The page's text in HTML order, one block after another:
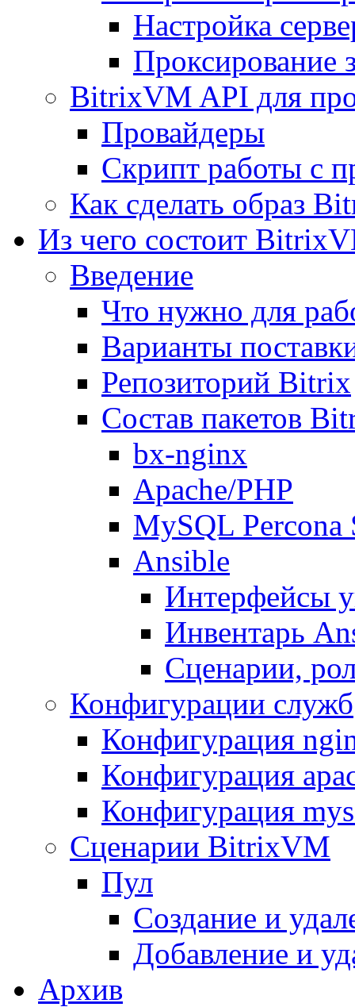
Настройка
Проксирование
BitrixVM API для
Провайдеры
Скрипт работы с
Как сделать образ
Из чего состоит
Введение
Что нужно для
Варианты
Репозиторий Bitrix
Состав пакетов
bx-nginx
Apache/PHP
MySQL Percona
Ansible
Интерфейсы
Инвентарь
Сценарии,
Конфигурации служб
Конфигурация
Конфигурация
Конфигурация
Сценарии BitrixVM
Пул
Создание и
Добавление и
Архив